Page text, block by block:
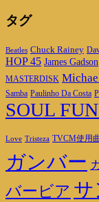
タグ
Beatles Chuck Rainey
HOP 45 James Gadson
MASTERDISK
Samba Paulinho Da Costa
SOUL
Love Tristeza TVCM使用
ガンバー
バービア サ